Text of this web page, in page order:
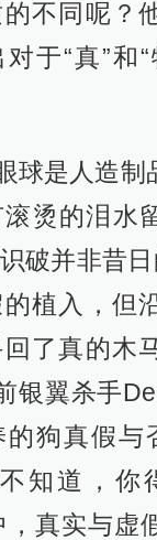
不同呢？
于“真”和
球是人造制
滚烫的泪
破并非昔
植入，但
了真的木
银翼杀手
狗真假与
知道，你
，真实与虚